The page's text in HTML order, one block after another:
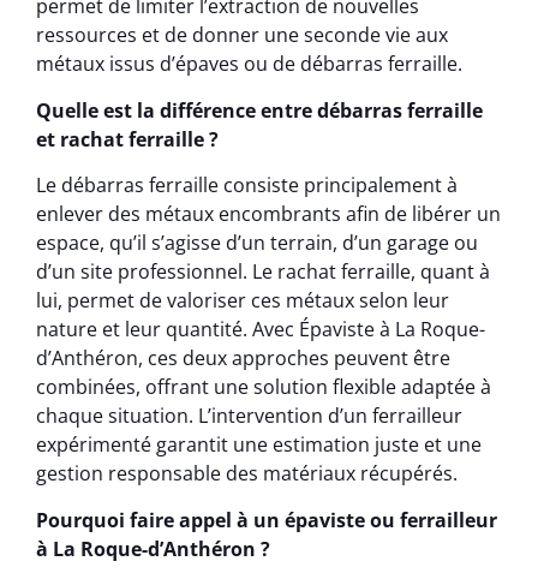
permet de limiter l’extraction de nouvelles
ressources et de donner une seconde vie aux
métaux issus d’épaves ou de débarras ferraille.
Quelle est la différence entre débarras ferraille
et rachat ferraille ?
Le débarras ferraille consiste principalement à
enlever des métaux encombrants afin de libérer un
espace, qu’il s’agisse d’un terrain, d’un garage ou
d’un site professionnel. Le rachat ferraille, quant à
lui, permet de valoriser ces métaux selon leur
nature et leur quantité. Avec Épaviste à La Roque-
d’Anthéron, ces deux approches peuvent être
combinées, offrant une solution flexible adaptée à
chaque situation. L’intervention d’un ferrailleur
expérimenté garantit une estimation juste et une
gestion responsable des matériaux récupérés.
Pourquoi faire appel à un épaviste ou ferrailleur
à La Roque-d’Anthéron ?